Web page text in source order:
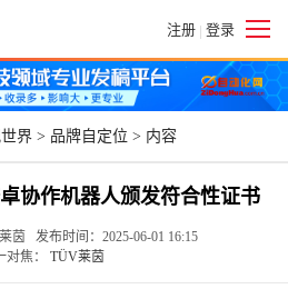
注册 | 登录
界 > 品牌自定位 > 内容
协作机器人颁发符合性证书
茵 发布时间：2025-06-01 16:15
对焦： TÜV莱茵